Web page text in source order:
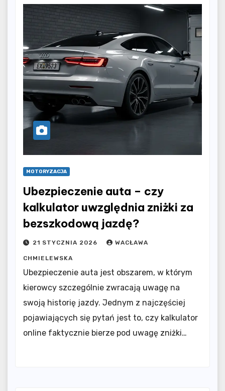
MOTORYZACJA
Ubezpieczenie auta – czy
kalkulator uwzględnia zniżki za
bezszkodową jazdę?
21 STYCZNIA 2026 WACŁAWA
CHMIELEWSKA
Ubezpieczenie auta jest obszarem, w którym
kierowcy szczególnie zwracają uwagę na
swoją historię jazdy. Jednym z najczęściej
pojawiających się pytań jest to, czy kalkulator
online faktycznie bierze pod uwagę zniżki…